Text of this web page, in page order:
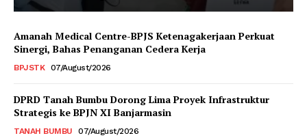
Amanah Medical Centre-BPJS Ketenagakerjaan Perkuat
Sinergi, Bahas Penanganan Cedera Kerja
BPJSTK 07/August/2026
DPRD Tanah Bumbu Dorong Lima Proyek Infrastruktur
Strategis ke BPJN XI Banjarmasin
TANAH BUMBU 07/August/2026